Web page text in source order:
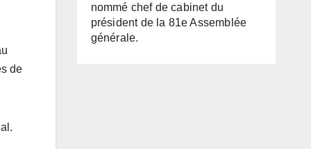
de
nommé chef de cabinet du
président de la 81e Assemblée
générale.